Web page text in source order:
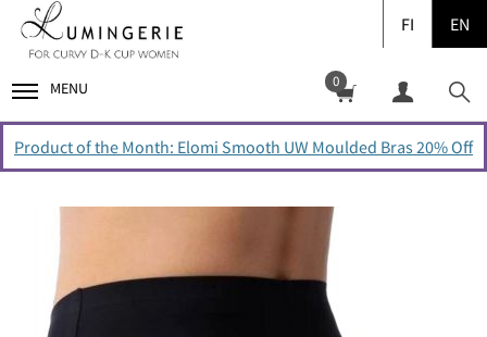
FI EN
MENU 0
Product of the Month: Elomi Smooth UW Moulded Bras 20% Off